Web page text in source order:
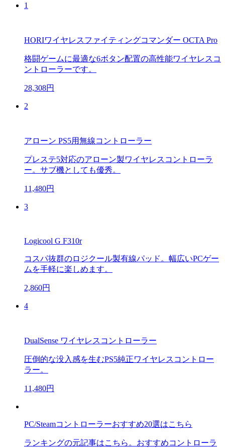
1
HORIワイヤレスファイティングコマンダー OCTA Pro
格闘ゲームに最適な6ボタン配置の高性能ワイヤレスコ
ントローラーです。
28,308円
2
アローン PS5用無線コントローラー
プレステ5対応のアローン製ワイヤレスコントローラ
ー。サブ機としても優秀。
11,480円
3
Logicool G F310r
コスパ抜群のロジクール製有線パッド。幅広いPCゲー
ムを手軽に楽しめます。
2,860円
4
DualSense ワイヤレスコントローラー
圧倒的な没入感を生むPS5純正ワイヤレスコントロー
ラー。
11,480円
PC/Steamコントローラーおすすめ20選はこちら
ランキングの元記事はこちら。おすすめコントローラ